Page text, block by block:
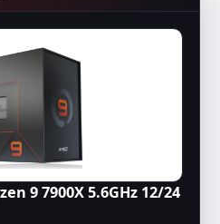
9 7900X 5.6GHz 12/24